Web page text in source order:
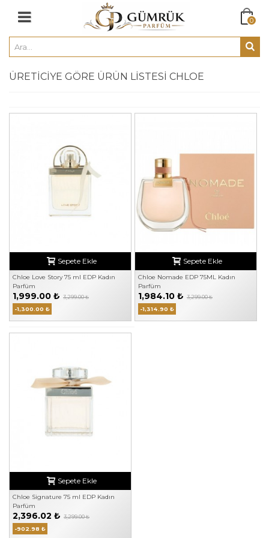
0
ÜRETICIYE GÖRE ÜRÜN LISTESI CHLOE
Sepete Ekle
Chloe Love Story 75 ml EDP Kadın
Parfüm
1,999.00 ₺ 3,299.00 ₺
-1,300.00 ₺
Sepete Ekle
Chloe Nomade EDP 75ML Kadın
Parfüm
1,984.10 ₺ 3,299.00 ₺
-1,314.90 ₺
Sepete Ekle
Chloe Signature 75 ml EDP Kadın
Parfüm
2,396.02 ₺ 3,299.00 ₺
-902.98 ₺